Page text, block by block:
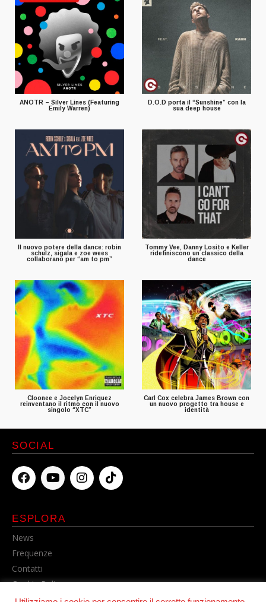
ANOTR – Silver Lines (Featuring
Emily Warren)
D.O.D porta il “Sunshine” con la
sua deep house
Il nuovo potere della dance: robin
schulz, sigala e zoe wees
collaborano per “am to pm”
Tommy Vee, Danny Losito e Keller
ridefiniscono un classico della
dance
Cloonee e Jocelyn Enriquez
reinventano il ritmo con il nuovo
singolo “XTC”
Carl Cox celebra James Brown con
un nuovo progetto tra house e
identità
ESPLORA
News
Frequenze
Contatti
Cookie Policy
Privacy Policy
SOCIAL